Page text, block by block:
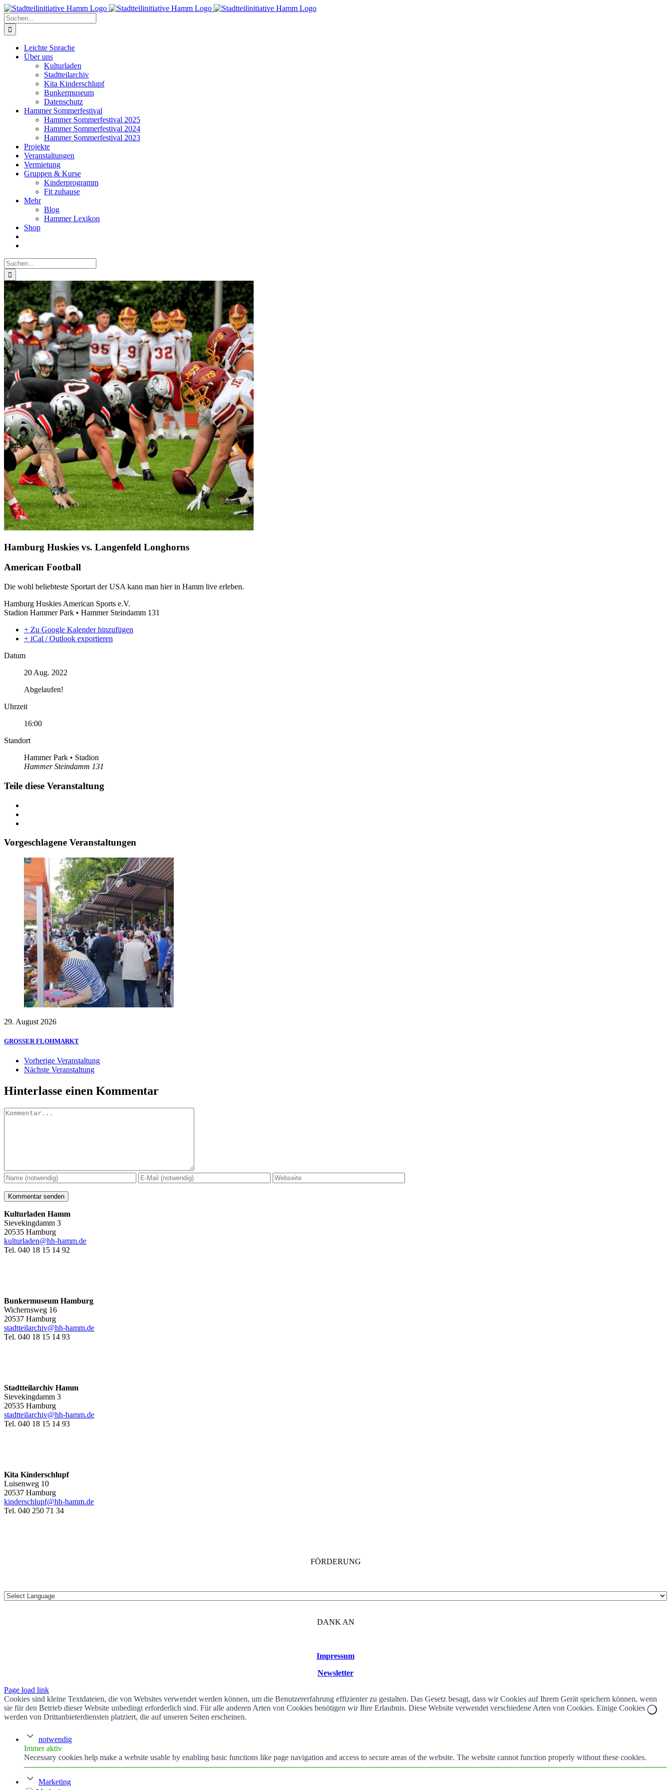
Zum
Inhalt
springen
Suche
nach:
Leichte Sprache
Über uns
Kulturladen
Stadtteilarchiv
Kita Kinderschlupf
Bunkermuseum
Datenschutz
Hammer Sommerfestival
Hammer Sommerfestival 2025
Hammer Sommerfestival 2024
Hammer Sommerfestival 2023
Projekte
Veranstaltungen
Vermietung
Gruppen & Kurse
Kinderprogramm
Fit zuhause
Mehr
Blog
Hammer Lexikon
Shop
Suche
nach:
Hamburg Huskies vs. Langenfeld Longhorns
American Football
Die wohl beliebteste Sportart der USA kann man hier in Hamm live erleben.
Hamburg Huskies American Sports e.V.
Stadion Hammer Park • Hammer Steindamm 131
+ Zu Google Kalender hinzufügen
+ iCal / Outlook exportieren
Datum
20 Aug. 2022
Abgelaufen!
Uhrzeit
16:00
Standort
Hammer Park • Stadion
Hammer Steindamm 131
Teile diese Veranstaltung
Vorgeschlagene Veranstaltungen
29. August 2026
GROSSER FLOHMARKT
Vorherige Veranstaltung
Nächste Veranstaltung
Hinterlasse einen Kommentar
Kommentar
Kulturladen Hamm
Sievekingdamm 3
20535 Hamburg
kulturladen@hh-hamm.de
Tel. 040 18 15 14 92
Bunkermuseum Hamburg
Wichernsweg 16
20537 Hamburg
stadtteilarchiv@hh-hamm.de
Tel. 040 18 15 14 93
Stadtteilarchiv Hamm
Sievekingdamm 3
20535 Hamburg
stadtteilarchiv@hh-hamm.de
Tel. 040 18 15 14 93
Kita Kinderschlupf
Luisenweg 10
20537 Hamburg
kinderschlupf@hh-hamm.de
Tel. 040 250 71 34
FÖRDERUNG
DANK AN
Impressum
Newsletter
Page load link
Cookies sind kleine Textdateien, die von Websites verwendet werden können, um die Benutzererfahrung effizienter zu gestalten. Das Gesetz besagt, dass wir Cookies auf Ihrem Gerät speichern können, wenn
sie für den Betrieb dieser Website unbedingt erforderlich sind. Für alle anderen Arten von Cookies benötigen wir Ihre Erlaubnis. Diese Website verwendet verschiedene Arten von Cookies. Einige Cookies
werden von Drittanbieterdiensten platziert, die auf unseren Seiten erscheinen.
notwendig
Immer aktiv
Necessary cookies help make a website usable by enabling basic functions like page navigation and access to secure areas of the website. The website cannot function properly without these cookies.
Marketing